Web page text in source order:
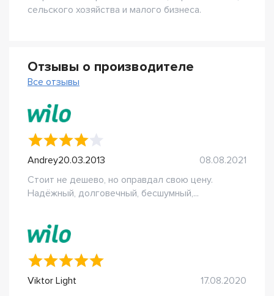
сельского хозяйства и малого бизнеса.
Отзывы о производителе
Все отзывы
Andrey20.03.2013
08.08.2021
Стоит не дешево, но оправдал свою цену.
Надёжный, долговечный, бесшумный,...
Viktor Light
17.08.2020